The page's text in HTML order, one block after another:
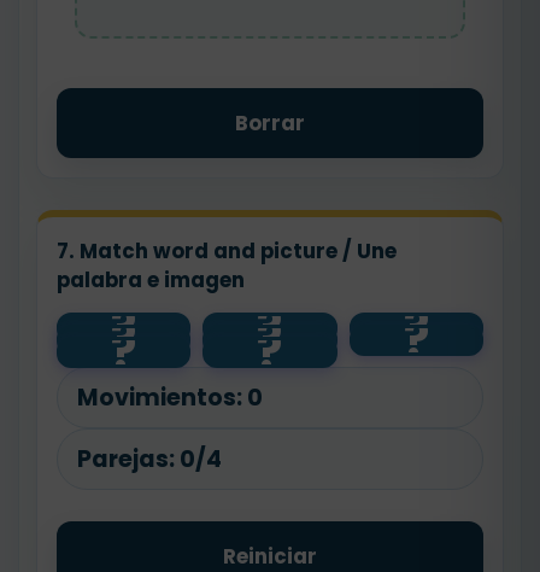
Borrar
7. Match word and picture / Une
palabra e imagen
?
🐭 ?
big ?
🐆
?
🐢 ?
🐘 ?
slow
?
fast ?
small
Movimientos: 0
Parejas: 0/4
Reiniciar